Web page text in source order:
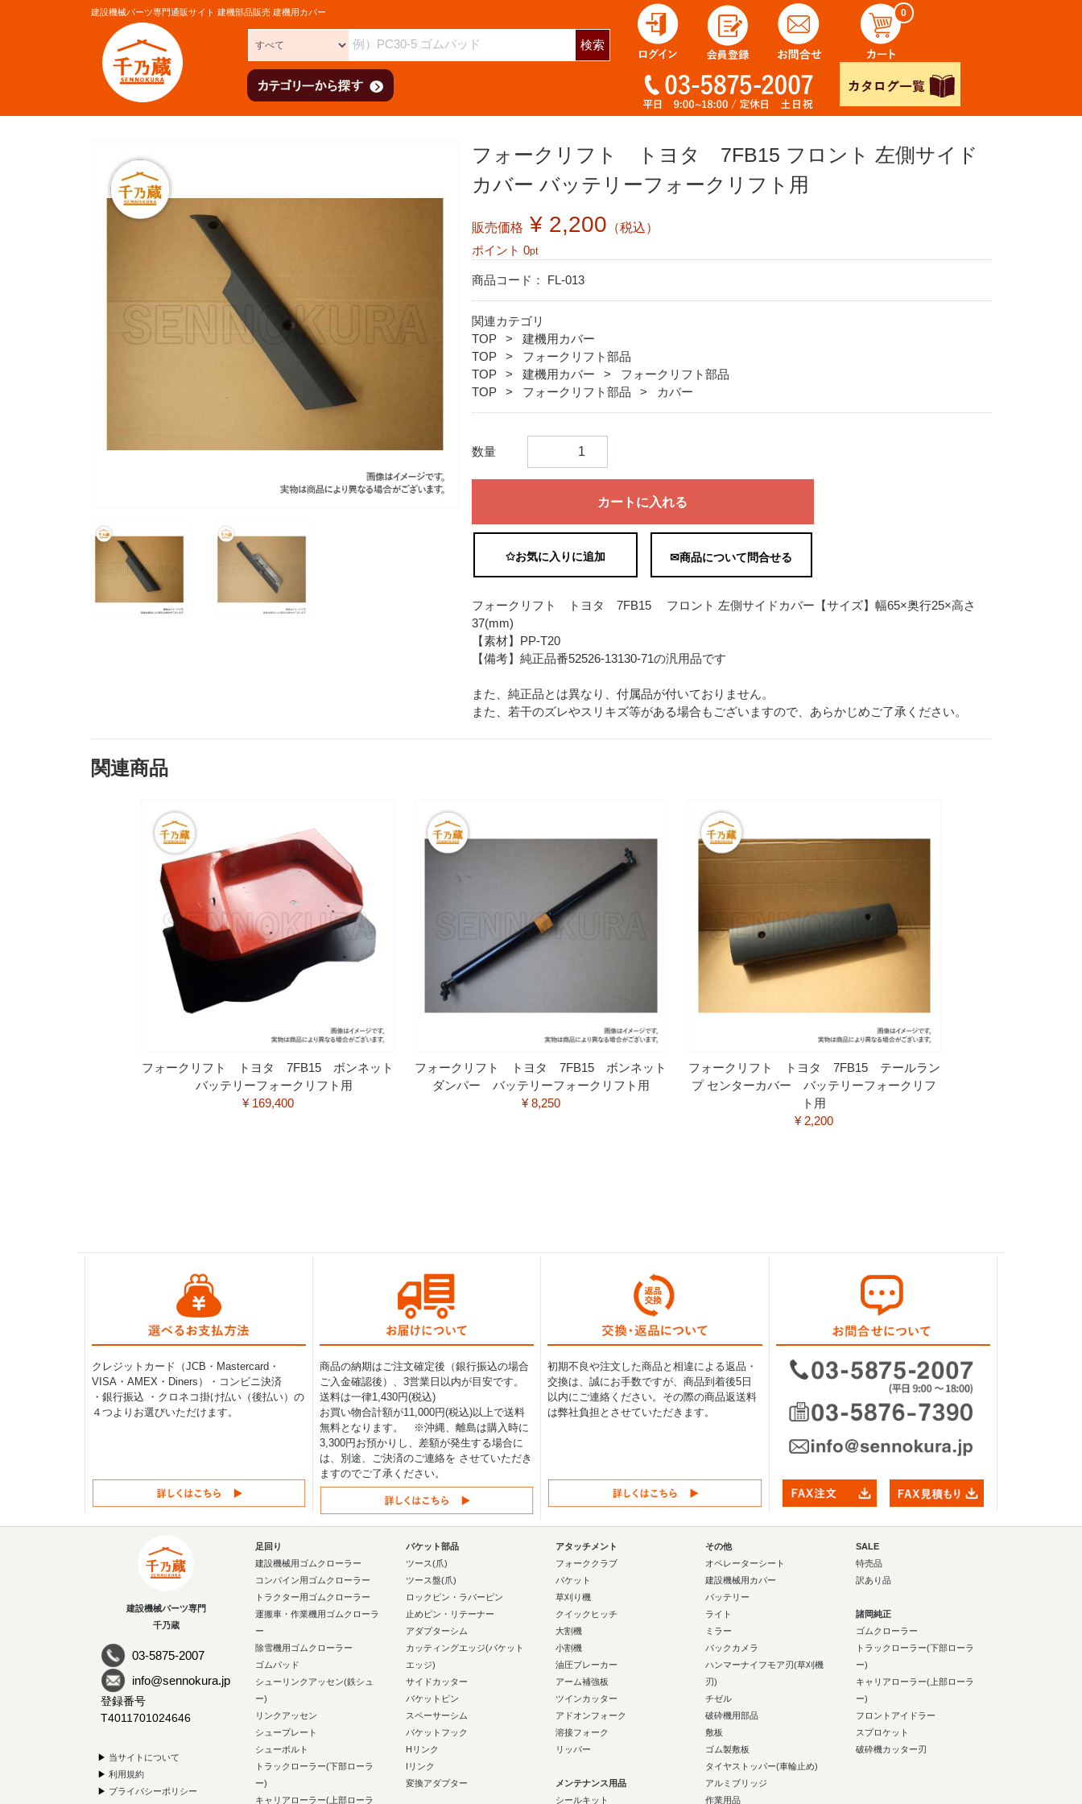
建設機械パーツ専門通販サイト 建機部品販売 建機用カバー
検索
0
フォークリフト トヨタ 7FB15 フロント 左側サイド
カバー バッテリーフォークリフト用
販売価格 ¥ 2,200 （税込）
ポイント 0pt
商品コード： FL-013
関連カテゴリ
TOP
建機用カバー
TOP
フォークリフト部品
TOP
建機用カバー
フォークリフト部品
TOP
フォークリフト部品 カバー
数量
カートに入れる
✩お気に入りに追加 ✉商品について問合せる
フォークリフト トヨタ 7FB15 フロント 左側サイドカバー【サイズ】幅65×奥行25×高さ
37(mm)
【素材】PP-T20
【備考】純正品番52526-13130-71の汎用品です
また、純正品とは異なり、付属品が付いておりません。
また、若干のズレやスリキズ等がある場合もございますので、あらかじめご了承ください。
関連商品
フォークリフト トヨタ 7FB15 ボンネット
バッテリーフォークリフト用
¥ 169,400
フォークリフト トヨタ 7FB15 ボンネット
ダンパー バッテリーフォークリフト用
¥ 8,250
フォークリフト トヨタ 7FB15 テールラン
プ センターカバー バッテリーフォークリフ
ト用
¥ 2,200
クレジットカード（JCB・Mastercard・
VISA・AMEX・Diners）・コンビニ決済
・銀行振込 ・クロネコ掛け払い（後払い）の
４つよりお選びいただけます。
商品の納期はご注文確定後（銀行振込の場合
ご入金確認後）、3営業日以内が目安です。
送料は一律1,430円(税込)
お買い物合計額が11,000円(税込)以上で送料
無料となります。 ※沖縄、離島は購入時に
3,300円お預かりし、差額が発生する場合に
は、別途、ご決済のご連絡を させていただき
ますのでご了承ください。
初期不良や注文した商品と相違による返品・
交換は、誠にお手数ですが、商品到着後5日
以内にご連絡ください。その際の商品返送料
は弊社負担とさせていただきます。
建設機械パーツ専門
千乃蔵
03-5875-2007
info@sennokura.jp
登録番号
T4011701024646
▶ 当サイトについて
▶ 利用規約
▶ プライバシーポリシー
足回り
建設機械用ゴムクローラー
コンバイン用ゴムクローラー
トラクター用ゴムクローラー
運搬車・作業機用ゴムクローラ
ー
除雪機用ゴムクローラー
ゴムパッド
シューリンクアッセン(鉄シュ
ー)
リンクアッセン
シュープレート
シューボルト
トラックローラー(下部ローラ
ー)
キャリアローラー(上部ローラ
バケット部品
ツース(爪)
ツース盤(爪)
ロックピン・ラバーピン
止めピン・リテーナー
アダプターシム
カッティングエッジ(バケット
エッジ)
サイドカッター
バケットピン
スペーサーシム
バケットフック
Hリンク
Iリンク
変換アダプター
アタッチメント
フォーククラブ
バケット
草刈り機
クイックヒッチ
大割機
小割機
油圧ブレーカー
アーム補強板
ツインカッター
アドオンフォーク
溶接フォーク
リッパー
メンテナンス用品
シールキット
その他
オペレーターシート
建設機械用カバー
バッテリー
ライト
ミラー
バックカメラ
ハンマーナイフモア刃(草刈機
刃)
チゼル
破砕機用部品
敷板
ゴム製敷板
タイヤストッパー(車輪止め)
アルミブリッジ
作業用品
SALE
特売品
訳あり品
諸岡純正
ゴムクローラー
トラックローラー(下部ローラ
ー)
キャリアローラー(上部ローラ
ー)
フロントアイドラー
スプロケット
破砕機カッター刃